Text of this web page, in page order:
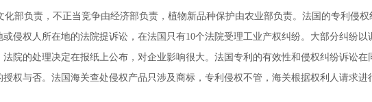
部负责，不正当竞争由经济部负责，植物新品种保护由农业部负责。法国的专利侵
或侵权人所在地的法院提诉讼，在法国只有10个法院受理工业产权纠纷。大部分纠纷
法院的处理决定在报纸上公布，对企业影响很大。法国专利的有效性和侵权纠纷诉讼
授权与否。法国海关查处侵权产品只涉及商标，专利侵权不管，海关根据权利人请求进